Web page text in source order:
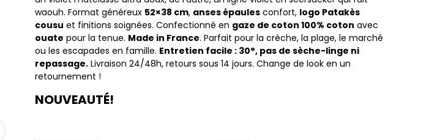
waouh. Format généreux 52×38 cm, anses épaules confort, logo Patakès
cousu et finitions soignées. Confectionné en gaze de coton 100% coton avec
ouate pour la tenue. Made in France. Parfait pour la crèche, la plage, le marché
ou les escapades en famille. Entretien facile : 30°, pas de sèche-linge ni
repassage. Livraison 24/48h, retours sous 14 jours. Change de look en un
retournement !
NOUVEAUTÉ!